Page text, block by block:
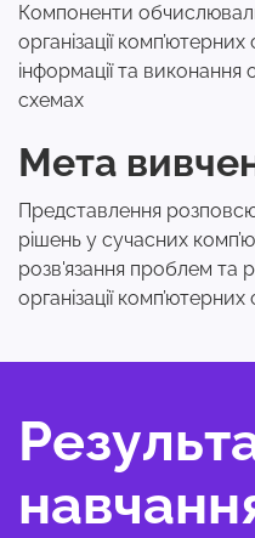
Компоненти
організації
інформації та виконання
схемах
Мета
Представлення
рішень у сучасних
розв'язання проблем та
організації